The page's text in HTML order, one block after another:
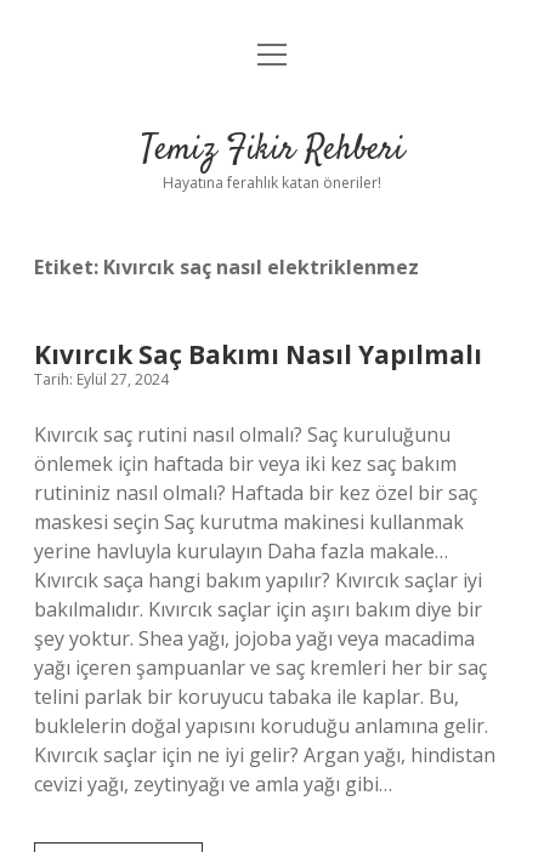
Anasayfa
Yasal Uyarı
menüyü
Temiz Fikir Rehberi
Hayatına ferahlık katan öneriler!
Etiket: Kıvırcık saç nasıl elektriklenmez
Kıvırcık Saç Bakımı Nasıl Yapılmalı
Tarih: Eylül 27, 2024
Kıvırcık saç rutini nasıl olmalı? Saç kuruluğunu
önlemek için haftada bir veya iki kez saç bakım
rutininiz nasıl olmalı? Haftada bir kez özel bir saç
maskesi seçin Saç kurutma makinesi kullanmak
yerine havluyla kurulayın Daha fazla makale…
Kıvırcık saça hangi bakım yapılır? Kıvırcık saçlar iyi
bakılmalıdır. Kıvırcık saçlar için aşırı bakım diye bir
şey yoktur. Shea yağı, jojoba yağı veya macadima
yağı içeren şampuanlar ve saç kremleri her bir saç
telini parlak bir koruyucu tabaka ile kaplar. Bu,
buklelerin doğal yapısını koruduğu anlamına gelir.
Kıvırcık saçlar için ne iyi gelir? Argan yağı, hindistan
cevizi yağı, zeytinyağı ve amla yağı gibi…